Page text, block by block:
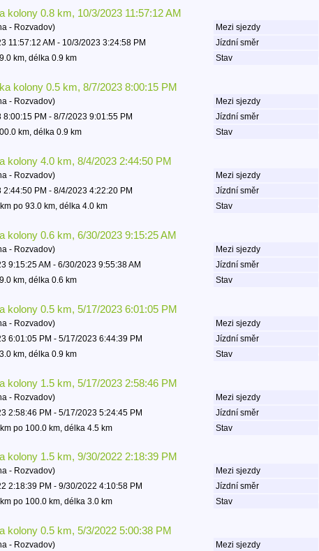
kolony 0.8 km, 10/3/2023 11:57:12 AM
- Rozvadov) Mezi sjezdy
11:57:12 AM - 10/3/2023 3:24:58 PM Jízdní směr
km, délka 0.9 km Stav
kolony 0.5 km, 8/7/2023 8:00:15 PM
- Rozvadov) Mezi sjezdy
8:00:15 PM - 8/7/2023 9:01:55 PM Jízdní směr
km, délka 0.9 km Stav
kolony 4.0 km, 8/4/2023 2:44:50 PM
- Rozvadov) Mezi sjezdy
2:44:50 PM - 8/4/2023 4:22:20 PM Jízdní směr
po 93.0 km, délka 4.0 km Stav
kolony 0.6 km, 6/30/2023 9:15:25 AM
- Rozvadov) Mezi sjezdy
9:15:25 AM - 6/30/2023 9:55:38 AM Jízdní směr
km, délka 0.6 km Stav
kolony 0.5 km, 5/17/2023 6:01:05 PM
- Rozvadov) Mezi sjezdy
6:01:05 PM - 5/17/2023 6:44:39 PM Jízdní směr
km, délka 0.9 km Stav
kolony 1.5 km, 5/17/2023 2:58:46 PM
- Rozvadov) Mezi sjezdy
2:58:46 PM - 5/17/2023 5:24:45 PM Jízdní směr
po 100.0 km, délka 4.5 km Stav
kolony 1.5 km, 9/30/2022 2:18:39 PM
- Rozvadov) Mezi sjezdy
2:18:39 PM - 9/30/2022 4:10:58 PM Jízdní směr
po 100.0 km, délka 3.0 km Stav
kolony 0.5 km, 5/3/2022 5:00:38 PM
- Rozvadov) Mezi sjezdy